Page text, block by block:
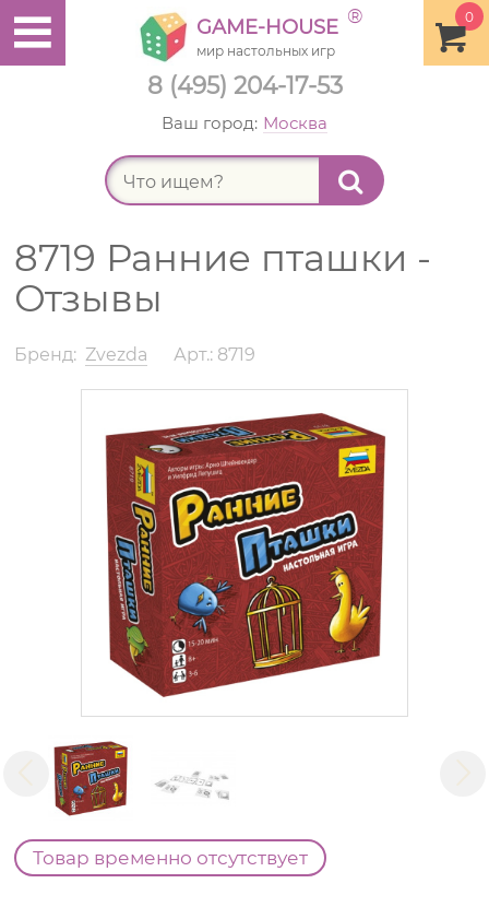
8 (495) 204-17-53
0
GAME-HOUSE ®
мир настольных игр
Ваш город: Москва
8719 Ранние пташки -
Отзывы
Бренд: Zvezda Арт.: 8719
Товар временно отсутствует